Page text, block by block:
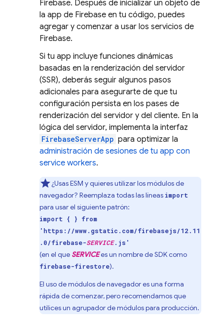
Firebase. Después de inicializar un objeto de
la app de Firebase en tu código, puedes
agregar y comenzar a usar los servicios de
Firebase.
Si tu app incluye funciones dinámicas
basadas en la renderización del servidor
(SSR), deberás seguir algunos pasos
adicionales para asegurarte de que tu
configuración persista en los pases de
renderización del servidor y del cliente. En la
lógica del servidor, implementa la interfaz
FirebaseServerApp para optimizar la
administración de sesiones de tu app con
service workers.
¿Usas ESM y quieres utilizar los módulos de
navegador? Reemplaza todas las líneas import
para usar el siguiente patrón:
import { } from
'https://www.gstatic.com/firebasejs/12.11
.0/firebase-SERVICE.js'
(en el que SERVICEes un nombre de SDK como
firebase-firestore).
El uso de módulos de navegador es una forma
rápida de comenzar, pero recomendamos que
utilices un agrupador de módulos para producción.